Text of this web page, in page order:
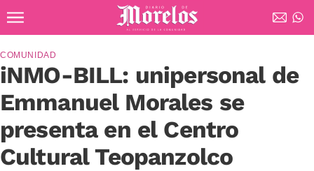
Diario de Morelos
​​​​​​​iNMO-BILL: unipersonal de
Emmanuel Morales se
presenta en el Centro
Cultural Teopanzolco
COMUNIDAD